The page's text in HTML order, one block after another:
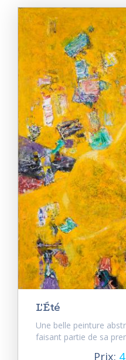
L'Été
Une belle peinture
faisant partie de sa
Prix: